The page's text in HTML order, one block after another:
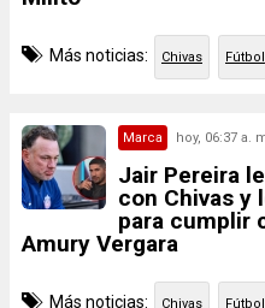
Más noticias: Chivas Fútbol
Marca hoy, 06:37 a.
Jair Pereira
con Chivas y
para cumplir
Amury Vergara
Más noticias: Chivas Fútbol